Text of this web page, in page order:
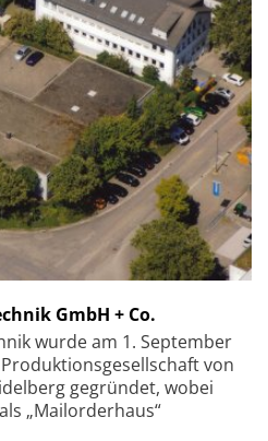
GmbH + Co.
wurde am 1. September
von
gegründet, wobei
„Mailorderhaus“